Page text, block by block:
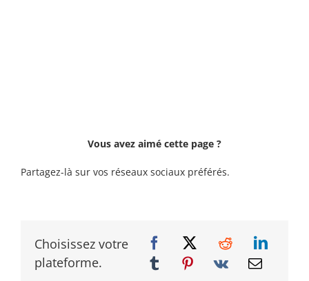
Vous avez aimé cette page ?
Partagez-là sur vos réseaux sociaux préférés.
Choisissez votre
plateforme.